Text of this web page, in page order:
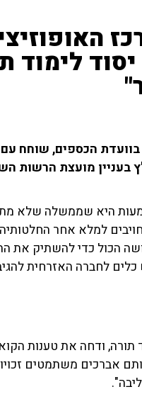
לימוד
מועצת הרשות
היא שממשלה שלא
למלא אחר החלטותיה.
הכול כדי להשתיק את
כלים לחברה האזרחית
תורה, ודחה את טענות
אברכים משתמטים